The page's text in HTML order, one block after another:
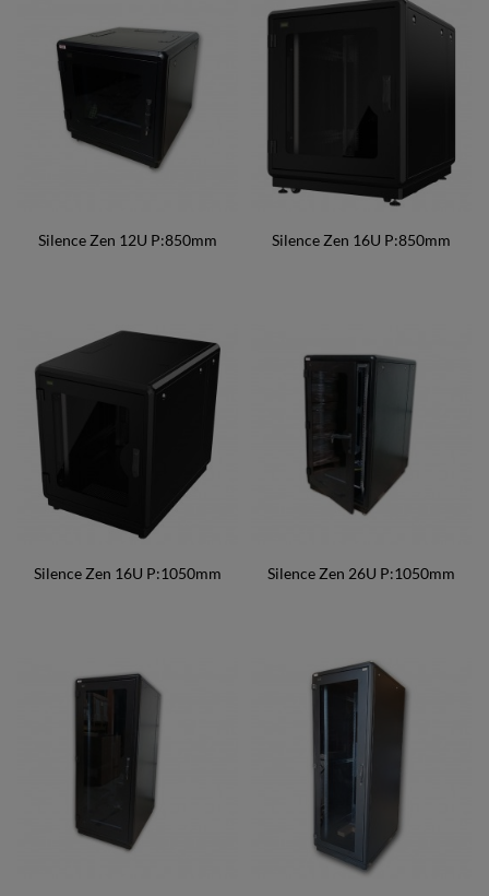
Silence Zen 12U P:850mm Silence Zen 16U P:850mm
Silence Zen 16U P:1050mm Silence Zen 26U P:1050mm